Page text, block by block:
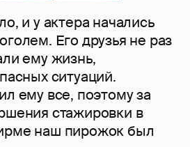
и у актера начались
Его друзья не раз
ему жизнь,
ситуаций.
ему все, поэтому за
стажировки в
наш пирожок был